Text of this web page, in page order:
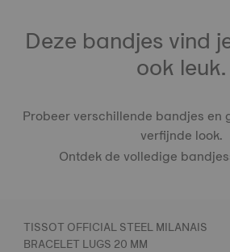
Deze bandjes vind
ook leuk.
Probeer verschillende bandjes en
verfijnde look.
Ontdek de volledige
TISSOT OFFICIAL STEEL MILANAIS
BRACELET LUGS 20 MM